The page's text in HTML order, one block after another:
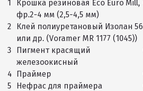
1
Крошка резиновая Eco Euro Mill,
фр.2-4 мм (2,5-4,5 мм)
2
Клей полиуретановый Изолан 56
или др. (Voramer MR 1177 (1045))
3
Пигмент красящий
железоокисный
4 Праймер
5
Нефрас для праймера